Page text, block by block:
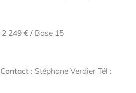
2 249 € / Base 15
: Stéphane Verdier Tél :